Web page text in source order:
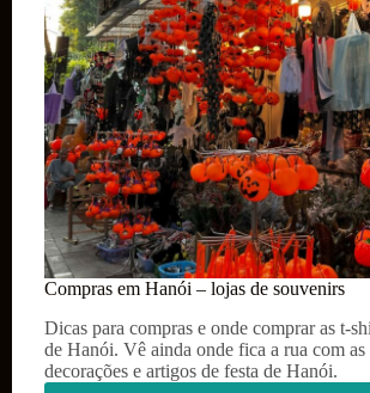
Compras em Hanói – lojas de souvenirs
Dicas para compras e onde comprar as t-
de Hanói. Vê ainda onde fica a rua com as
decorações e artigos de festa de Hanói.